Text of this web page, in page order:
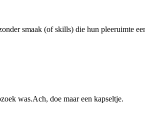
smaak (of skills) die hun pleeruimte
was.Ach, doe maar een kapseltje.